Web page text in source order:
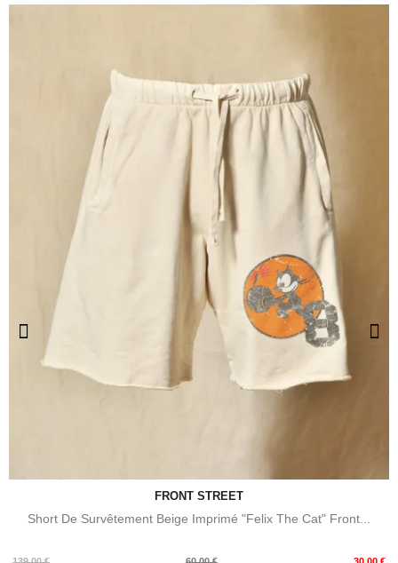
FRONT STREET
Short De Survêtement Beige Imprimé "Felix The Cat" Front...
Prix
Prix